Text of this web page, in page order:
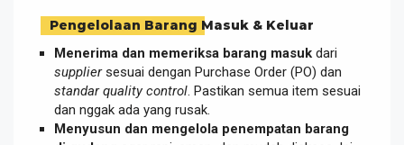
Pengelolaan Barang Masuk & Keluar
Menerima dan memeriksa barang masuk dari
suppliersesuai dengan Purchase Order (PO) dan
standar quality control. Pastikan semua item sesuai
dan nggak ada yang rusak.
Menyusun dan mengelola penempatan barang